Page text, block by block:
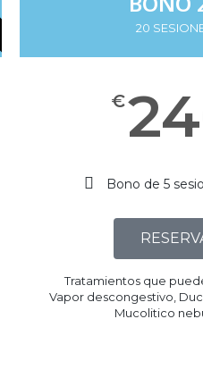
20
€
Bono de 5
Tratamientos que
Vapor descongestivo,
Mucolitico